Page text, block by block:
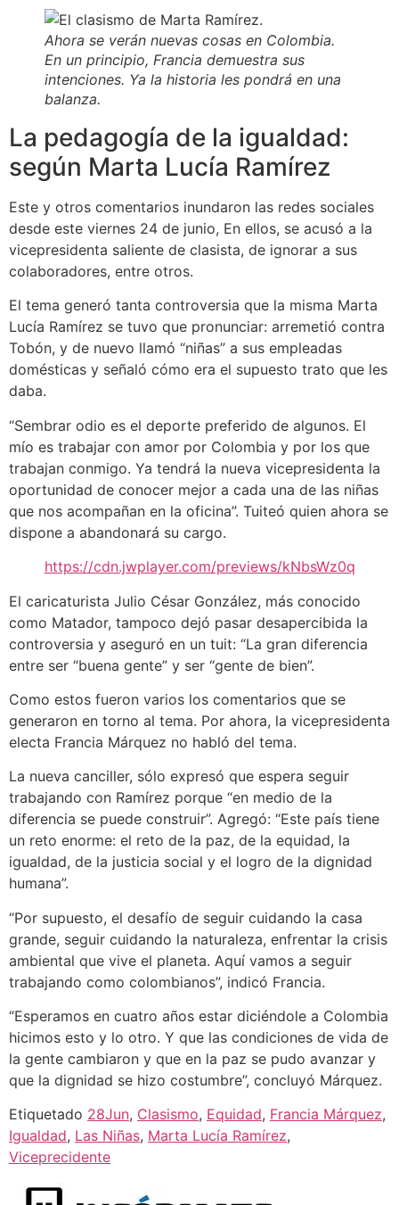
Ahora se verán nuevas cosas en Colombia.
En un principio, Francia demuestra sus
intenciones. Ya la historia les pondrá en una
balanza.
La pedagogía de la igualdad:
según Marta Lucía Ramírez
Este y otros comentarios inundaron las redes sociales
desde este viernes 24 de junio, En ellos, se acusó a la
vicepresidenta saliente de clasista, de ignorar a sus
colaboradores, entre otros.
El tema generó tanta controversia que la misma Marta
Lucía Ramírez se tuvo que pronunciar: arremetió contra
Tobón, y de nuevo llamó “niñas” a sus empleadas
domésticas y señaló cómo era el supuesto trato que les
daba.
“Sembrar odio es el deporte preferido de algunos. El
mío es trabajar con amor por Colombia y por los que
trabajan conmigo. Ya tendrá la nueva vicepresidenta la
oportunidad de conocer mejor a cada una de las niñas
que nos acompañan en la oficina”. Tuiteó quien ahora se
dispone a abandonará su cargo.
https://cdn.jwplayer.com/previews/kNbsWz0q
El caricaturista Julio César González, más conocido
como Matador, tampoco dejó pasar desapercibida la
controversia y aseguró en un tuit: “La gran diferencia
entre ser “buena gente” y ser “gente de bien”.
Como estos fueron varios los comentarios que se
generaron en torno al tema. Por ahora, la vicepresidenta
electa Francia Márquez no habló del tema.
La nueva canciller, sólo expresó que espera seguir
trabajando con Ramírez porque “en medio de la
diferencia se puede construir”. Agregó: “Este país tiene
un reto enorme: el reto de la paz, de la equidad, la
igualdad, de la justicia social y el logro de la dignidad
humana”.
“Por supuesto, el desafío de seguir cuidando la casa
grande, seguir cuidando la naturaleza, enfrentar la crisis
ambiental que vive el planeta. Aquí vamos a seguir
trabajando como colombianos”, indicó Francia.
“Esperamos en cuatro años estar diciéndole a Colombia
hicimos esto y lo otro. Y que las condiciones de vida de
la gente cambiaron y que en la paz se pudo avanzar y
que la dignidad se hizo costumbre”, concluyó Márquez.
Etiquetado 28Jun, Clasismo, Equidad, Francia Márquez,
Igualdad, Las Niñas, Marta Lucía Ramírez,
Viceprecidente